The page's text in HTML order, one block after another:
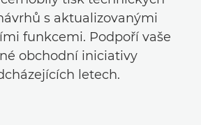
s aktualizovanými
funkcemi. Podpoří vaše
obchodní iniciativy
letech.